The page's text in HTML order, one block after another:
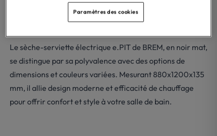
Le sèche-serviette électrique e.PIT de BREM, en noir mat,
se distingue par sa polyvalence avec des options de
dimensions et couleurs variées. Mesurant 880x1200x135
mm, il allie design moderne et efficacité de chauffage
pour offrir confort et style à votre salle de bain.
Paramètres des cookies